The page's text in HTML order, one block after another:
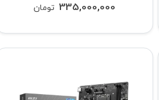
تومان 335,000,000